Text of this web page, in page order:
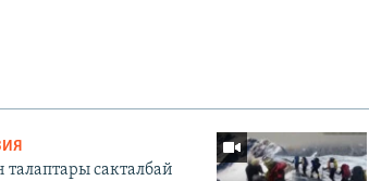
сакталбай